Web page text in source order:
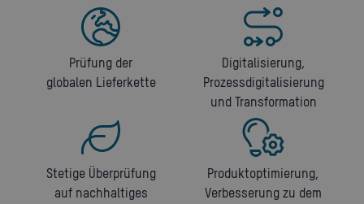
Prüfung der
globalen Lieferkette
Digitalisierung,
Prozessdigitalisierung
und Transformation
Stetige Überprüfung
auf nachhaltiges
Produktoptimierung,
Verbesserung zu dem